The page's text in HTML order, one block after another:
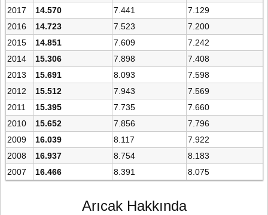
2017
14.570 7.441
7.129
2016
14.723 7.523
7.200
2015
14.851 7.609
7.242
2014
15.306 7.898
7.408
2013
15.691 8.093
7.598
2012
15.512 7.943
7.569
2011
15.395 7.735
7.660
2010
15.652 7.856
7.796
2009
16.039 8.117
7.922
2008
16.937 8.754
8.183
2007
16.466 8.391 8.075
Arıcak Hakkında